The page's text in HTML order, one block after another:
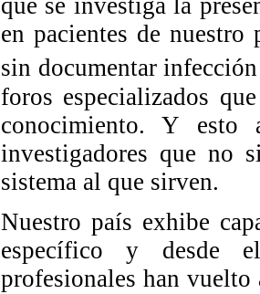
que se investiga la
en pacientes de nuestro
sin documentar
foros especializados
conocimiento. Y esto
investigadores que no
sistema al que sirven.
Nuestro país exhibe
específico y desde
profesionales han